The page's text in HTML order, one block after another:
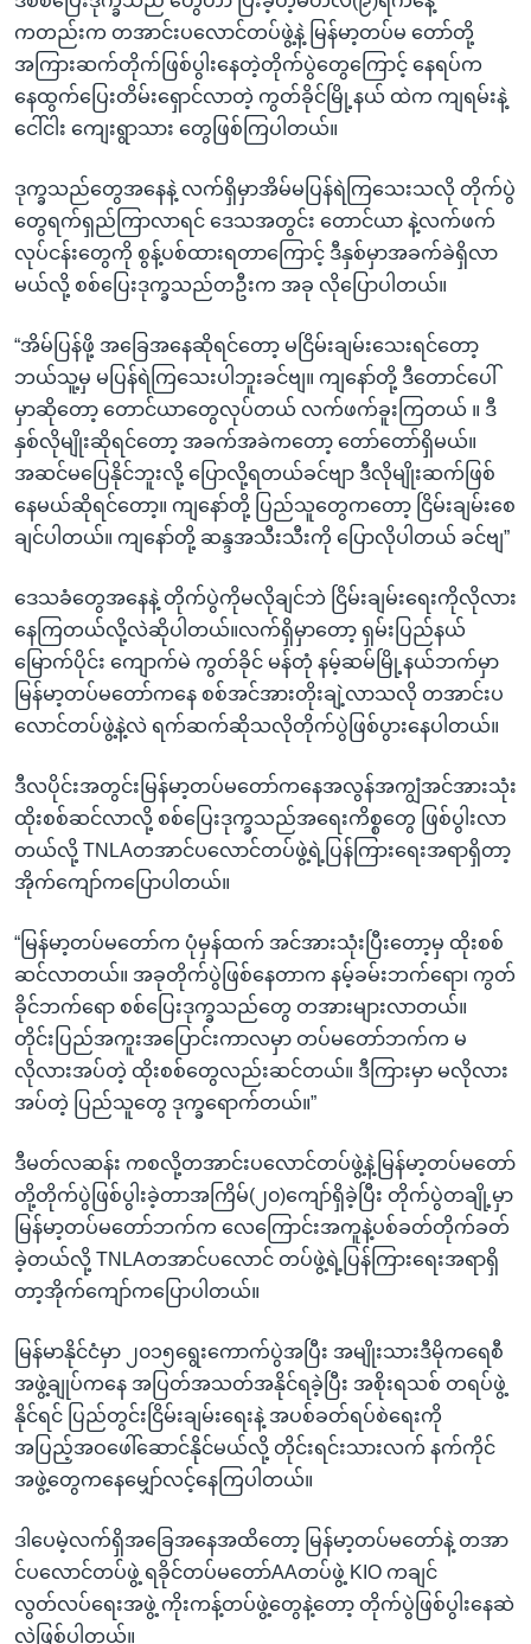
ကတည်းက တအာင်းပလောင်တပ်ဖွဲ့နဲ့ မြန်မာ့တပ်မ တော်တို့
အကြားဆက်တိုက်ဖြစ်ပွါးနေတဲ့တိုက်ပွဲတွေကြောင့် နေရပ်က
နေထွက်ပြေးတိမ်းရှောင်လာတဲ့ ကွတ်ခိုင်မြို့နယ် ထဲက ကျရမ်းနဲ့
ငေါ်ငါး ကျေးရွာသား တွေဖြစ်ကြပါတယ်။
ဒုက္ခသည်တွေအနေနဲ့ လက်ရှိမှာအိမ်မပြန်ရဲကြသေးသလို တိုက်ပွဲ
တွေရက်ရှည်ကြာလာရင် ဒေသအတွင်း တောင်ယာ နဲ့လက်ဖက်
လုပ်ငန်းတွေကို စွန့်ပစ်ထားရတာကြောင့် ဒီနှစ်မှာအခက်ခဲရှိလာ
မယ်လို့ စစ်ပြေးဒုက္ခသည်တဦးက အခု လိုပြောပါတယ်။
“အိမ်ပြန်ဖို့ အခြေအနေဆိုရင်တော့ မငြိမ်းချမ်းသေးရင်တော့
ဘယ်သူ့မှ မပြန်ရဲကြသေးပါဘူးခင်ဗျ။ ကျနော်တို့ ဒီတောင်ပေါ်
မှာဆိုတော့ တောင်ယာတွေလုပ်တယ် လက်ဖက်ခူးကြတယ် ။ ဒီ
နှစ်လိုမျိုးဆိုရင်တော့ အခက်အခဲကတော့ တော်တော်ရှိမယ်။
အဆင်မပြေနိုင်ဘူးလို့ ပြောလို့ရတယ်ခင်ဗျာ ဒီလိုမျိုးဆက်ဖြစ်
နေမယ်ဆိုရင်တော့။ ကျနော်တို့ ပြည်သူတွေကတော့ ငြိမ်းချမ်းစေ
ချင်ပါတယ်။ ကျနော်တို့ ဆန္ဒအသီးသီးကို ပြောလိုပါတယ် ခင်ဗျ”
ဒေသခံတွေအနေနဲ့ တိုက်ပွဲကိုမလိုချင်ဘဲ ငြိမ်းချမ်းရေးကိုလိုလား
နေကြတယ်လို့လဲဆိုပါတယ်။လက်ရှိမှာတော့ ရှမ်းပြည်နယ်
မြောက်ပိုင်း ကျောက်မဲ ကွတ်ခိုင် မန်တုံ နမ့်ဆမ်မြို့နယ်ဘက်မှာ
မြန်မာ့တပ်မတော်ကနေ စစ်အင်အားတိုးချဲ့လာသလို တအာင်းပ
လောင်တပ်ဖွဲ့နဲ့လဲ ရက်ဆက်ဆိုသလိုတိုက်ပွဲဖြစ်ပွားနေပါတယ်။
ဒီလပိုင်းအတွင်းမြန်မာ့တပ်မတော်ကနေအလွန်အကျွံအင်အားသုံး
ထိုးစစ်ဆင်လာလို့ စစ်ပြေးဒုက္ခသည်အရေးကိစ္စတွေ ဖြစ်ပွါးလာ
တယ်လို့ TNLAတအာင်ပလောင်တပ်ဖွဲ့ရဲ့ပြန်ကြားရေးအရာရှိတာ့
အိုက်ကျော်ကပြောပါတယ်။
“မြန်မာ့တပ်မတော်က ပုံမှန်ထက် အင်အားသုံးပြီးတော့မှ ထိုးစစ်
ဆင်လာတယ်။ အခုတိုက်ပွဲဖြစ်နေတာက နမ့်ခမ်းဘက်ရော၊ ကွတ်
ခိုင်ဘက်ရော စစ်ပြေးဒုက္ခသည်တွေ တအားများလာတယ်။
တိုင်းပြည်အကူးအပြောင်းကာလမှာ တပ်မတော်ဘက်က မ
လိုလားအပ်တဲ့ ထိုးစစ်တွေလည်းဆင်တယ်။ ဒီကြားမှာ မလိုလား
အပ်တဲ့ ပြည်သူတွေ ဒုက္ခရောက်တယ်။”
ဒီမတ်လဆန်း ကစလို့တအာင်းပလောင်တပ်ဖွဲ့နဲ့မြန်မာ့တပ်မတော်
တို့တိုက်ပွဲဖြစ်ပွါးခဲ့တာအကြိမ်(၂၀)ကျော်ရှိခဲ့ပြီး တိုက်ပွဲတချို့မှာ
မြန်မာ့တပ်မတော်ဘက်က လေကြောင်းအကူနဲ့ပစ်ခတ်တိုက်ခတ်
ခဲ့တယ်လို့ TNLAတအာင်ပလောင် တပ်ဖွဲ့ရဲ့ပြန်ကြားရေးအရာရှိ
တာ့အိုက်ကျော်ကပြောပါတယ်။
မြန်မာနိုင်ငံမှာ ၂၀၁၅ရွေးကောက်ပွဲအပြီး အမျိုးသားဒီမိုကရေစီ
အဖွဲ့ချုပ်ကနေ အပြတ်အသတ်အနိုင်ရခဲ့ပြီး အစိုးရသစ် တရပ်ဖွဲ့
နိုင်ရင် ပြည်တွင်းငြိမ်းချမ်းရေးနဲ့ အပစ်ခတ်ရပ်စဲရေးကို
အပြည့်အဝဖေါ်ဆောင်နိုင်မယ်လို့ တိုင်းရင်းသားလက် နက်ကိုင်
အဖွဲ့တွေကနေမျှော်လင့်နေကြပါတယ်။
ဒါပေမဲ့လက်ရှိအခြေအနေအထိတော့ မြန်မာ့တပ်မတော်နဲ့ တအာ
င်ပလောင်တပ်ဖွဲ့ ရခိုင်တပ်မတော်AAတပ်ဖွဲ့ KIO ကချင်
လွတ်လပ်ရေးအဖွဲ့ ကိုးကန့်တပ်ဖွဲ့တွေနဲ့တော့ တိုက်ပွဲဖြစ်ပွါးနေဆဲ
လဲဖြစ်ပါတယ်။